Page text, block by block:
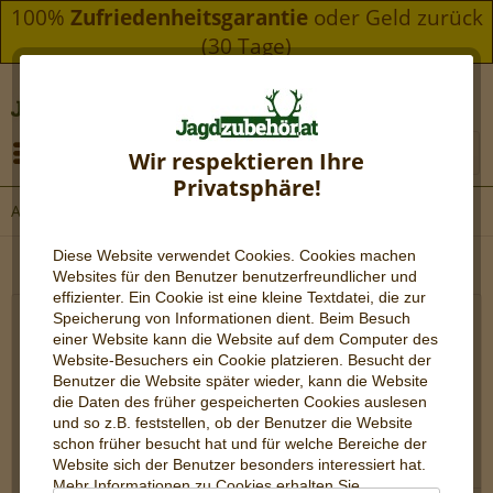
100% Zufriedenheitsgarantie oder Geld zurück
(30 Tage)
Wir respektieren Ihre
Privatsphäre!
Diese Website verwendet Cookies. Cookies machen
Websites für den Benutzer benutzerfreundlicher und
effizienter. Ein Cookie ist eine kleine Textdatei, die zur
Speicherung von Informationen dient. Beim Besuch
einer Website kann die Website auf dem Computer des
Website-Besuchers ein Cookie platzieren. Besucht der
Benutzer die Website später wieder, kann die Website
die Daten des früher gespeicherten Cookies auslesen
und so z.B. feststellen, ob der Benutzer die Website
schon früher besucht hat und für welche Bereiche der
Website sich der Benutzer besonders interessiert hat.
Mehr Informationen zu Cookies erhalten Sie
Ansitzjagd
Topseller
TIPP!